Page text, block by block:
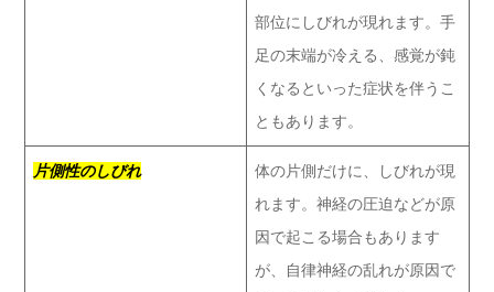
部位にしびれが現れます。手
足の末端が冷える、感覚が鈍
くなるといった症状を伴うこ
ともあります。
片側性のしびれ
体の片側だけに、しびれが現
れます。神経の圧迫などが原
因で起こる場合もあります
が、自律神経の乱れが原因で